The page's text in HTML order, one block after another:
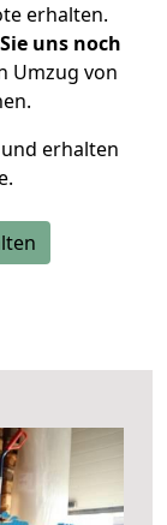
erhalten.
uns noch
Umzug von
erhalten